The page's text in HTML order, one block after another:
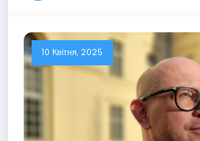
10 Квітня, 2025